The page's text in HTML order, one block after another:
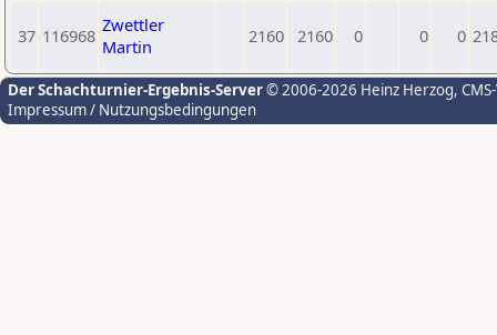
37 116968 Zwettler
Martin
2160 2160 0 0 0
Der Schachturnier-Ergebnis-Server© 2006-2026 Heinz Herzog,
Impressum / Nutzungsbedingungen